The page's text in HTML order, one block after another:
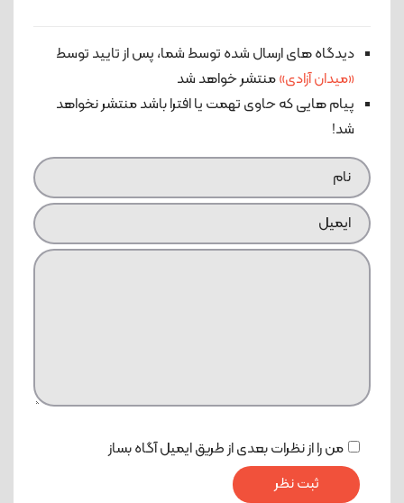
دیدگاه های ارسال شده توسط شما، پس از تایید توسط
«میدان آزادی»منتشر خواهد شد
پیام هایی که حاوی تهمت یا افترا باشد منتشر نخواهد
شد!
من را از نظرات بعدی از طریق ایمیل آگاه بساز